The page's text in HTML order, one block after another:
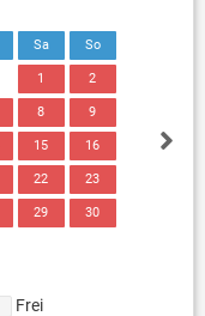
Sa So
1 2
8 9
15 16
22 23
29 30
Frei